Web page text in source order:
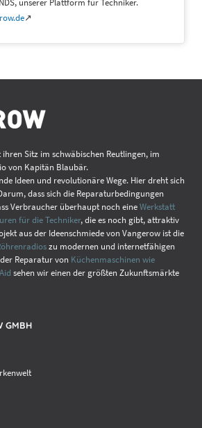
unserer Plattform für Techniker.
↗
Sitz im schwäbischen Reutlingen, im
von Kapitän Blaubär.
Ideen und revolutionäre Wege. Hier dreht sich
dass sich die Reparaturbedingungen
Verbraucher überhaupt noch eineWerkstatt
für die Techniker, die es noch gibt, attraktiv
aus der Ideenschmiede von Vangerow ist die
zu modernen und internetfähigen
Reparatur von Küchenmaschinen wie
sehen wir einen der größten Zukunftsmärkte
GMBH